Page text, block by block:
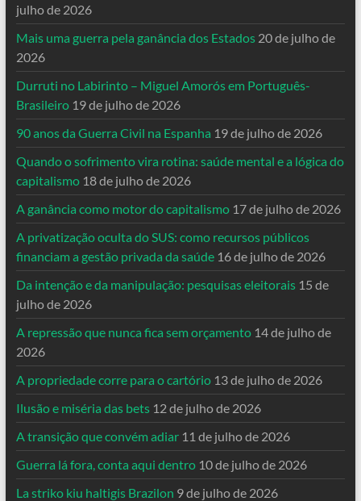
julho de 2026
Mais uma guerra pela ganância dos Estados 20 de julho de
2026
Durruti no Labirinto – Miguel Amorós em Português-
Brasileiro 19 de julho de 2026
90 anos da Guerra Civil na Espanha 19 de julho de 2026
Quando o sofrimento vira rotina: saúde mental e a lógica do
capitalismo 18 de julho de 2026
A ganância como motor do capitalismo 17 de julho de 2026
A privatização oculta do SUS: como recursos públicos
financiam a gestão privada da saúde 16 de julho de 2026
Da intenção e da manipulação: pesquisas eleitorais 15 de
julho de 2026
A repressão que nunca fica sem orçamento 14 de julho de
2026
A propriedade corre para o cartório 13 de julho de 2026
Ilusão e miséria das bets 12 de julho de 2026
A transição que convém adiar 11 de julho de 2026
Guerra lá fora, conta aqui dentro 10 de julho de 2026
La striko kiu haltigis Brazilon 9 de julho de 2026